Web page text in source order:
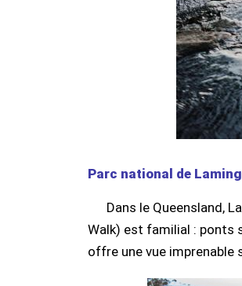
Parc national de
Dans le Queensland,
Walk) est familial : ponts
offre une vue imprenable